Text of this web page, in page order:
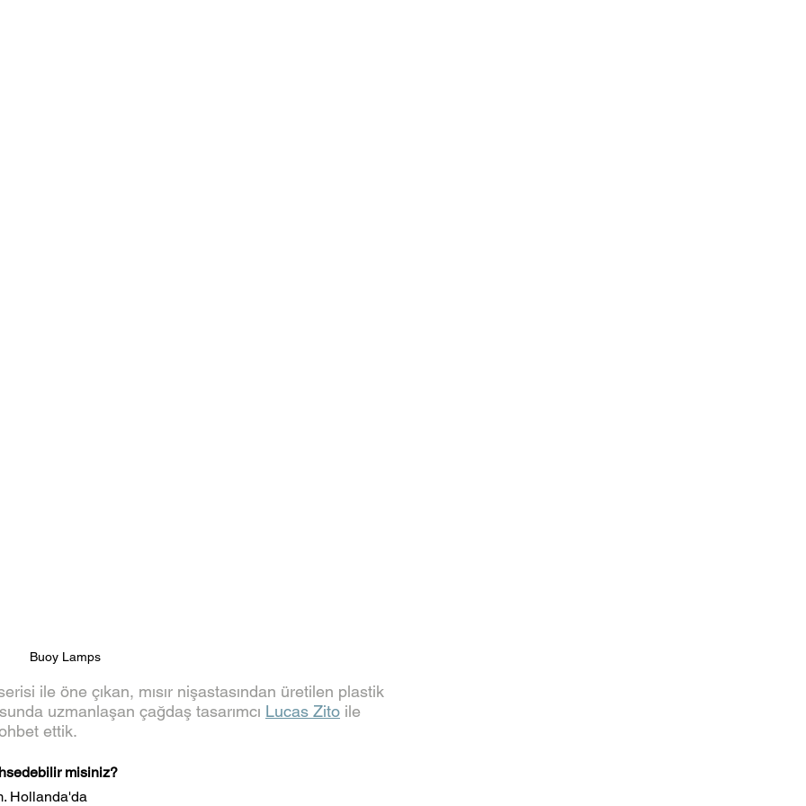
Buoy Lamps
ile öne çıkan, mısır nişastasından üretilen plastik
uzmanlaşan çağdaş tasarımcı Lucas Zito ile
ettik.
misiniz?
Hollanda'da